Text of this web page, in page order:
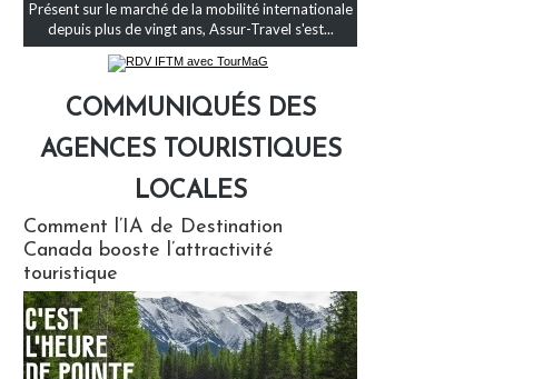
Présent sur le marché de la mobilité internationale
depuis plus de vingt ans, Assur-Travel s'est...
COMMUNIQUÉS DES
AGENCES TOURISTIQUES
LOCALES
Comment l’IA de Destination
Canada booste l’attractivité
touristique